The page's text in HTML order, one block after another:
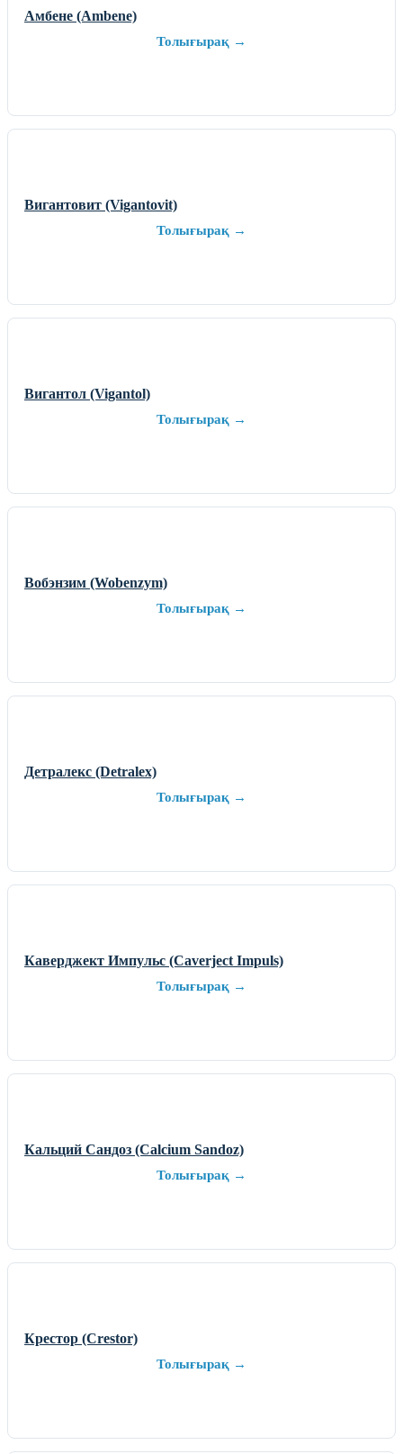
Амбене (Ambene)
Толығырақ →
Вигантовит (Vigantovit)
Толығырақ →
Вигантол (Vigantol)
Толығырақ →
Вобэнзим (Wobenzym)
Толығырақ →
Детралекс (Detralex)
Толығырақ →
Каверджект Импульс (Caverject Impuls)
Толығырақ →
Кальций Сандоз (Calcium Sandoz)
Толығырақ →
Крестор (Crestor)
Толығырақ →